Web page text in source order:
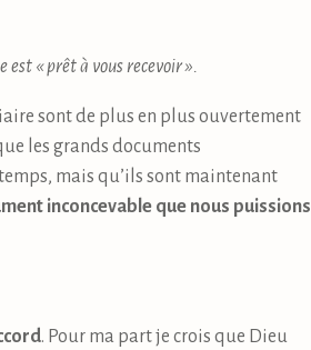
est « prêt à vous recevoir ».
sont de plus en plus ouvertement
les grands documents
mais qu’ils sont maintenant
inconcevable que nous puissions
. Pour ma part je crois que Dieu